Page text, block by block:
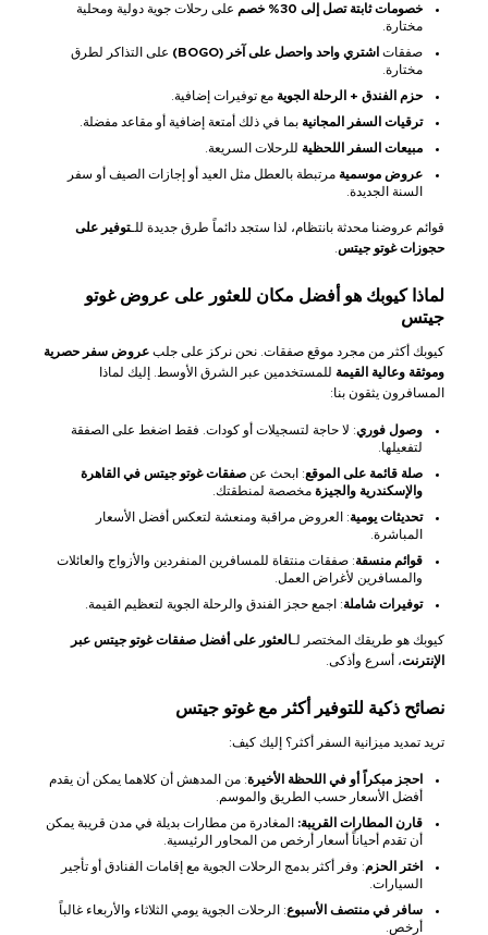
خصومات ثابتة تصل إلى 30% خصم
على رحلات جوية دولية ومحلية
مختارة.
صفقات اشتري واحد واحصل على آخر (BOGO)
على التذاكر لطرق
مختارة.
حزم الفندق + الرحلة الجوية مع توفيرات إضافية.
ترقيات السفر المجانية بما في ذلك أمتعة إضافية أو مقاعد مفضلة.
مبيعات السفر اللحظية للرحلات السريعة.
عروض موسمية مرتبطة بالعطل مثل العيد أو إجازات الصيف أو سفر
السنة الجديدة.
قوائم عروضنا محدثة بانتظام، لذا ستجد دائماً طرق جديدة للـتوفير على
حجوزات غوتو جيتس
لماذا كيوبك هو أفضل مكان للعثور على عروض غوتو
جيتس
كيوبك أكثر من مجرد موقع صفقات. نحن نركز على جلب عروض سفر حصرية
وموثقة وعالية القيمة للمستخدمين عبر الشرق الأوسط. إليك لماذا
المسافرون يثقون بنا:
وصول فوري: لا حاجة لتسجيلات أو كودات. فقط اضغط على الصفقة
لتفعيلها.
صلة قائمة على الموقع: ابحث عن صفقات غوتو جيتس في القاهرة
والإسكندرية والجيزة مخصصة لمنطقتك.
تحديثات يومية: العروض مراقبة ومنعشة لتعكس أفضل الأسعار
المباشرة.
قوائم منسقة: صفقات منتقاة للمسافرين المنفردين والأزواج والعائلات
والمسافرين لأغراض العمل.
توفيرات شاملة: اجمع حجز الفندق والرحلة الجوية لتعظيم القيمة.
كيوبك هو طريقك المختصر لـالعثور على أفضل صفقات غوتو جيتس عبر
الإنترنت، أسرع وأذكى.
نصائح ذكية للتوفير أكثر مع غوتو جيتس
تريد تمديد ميزانية السفر أكثر؟ إليك كيف:
احجز مبكراً أو في اللحظة الأخيرة: من المدهش أن كلاهما يمكن أن يقدم
أفضل الأسعار حسب الطريق والموسم.
قارن المطارات القريبة: المغادرة من مطارات بديلة في مدن قريبة يمكن
أن تقدم أحياناً أسعار أرخص من المحاور الرئيسية.
اختر الحزم: وفر أكثر بدمج الرحلات الجوية مع إقامات الفنادق أو تأجير
السيارات.
سافر في منتصف الأسبوع: الرحلات الجوية يومي الثلاثاء والأربعاء غالباً
أرخص.